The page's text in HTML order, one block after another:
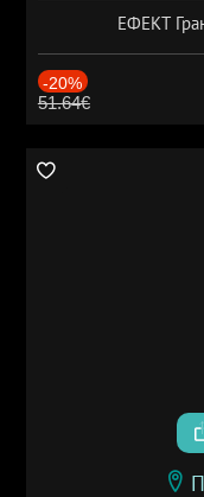
ЕФЕКТ
-20%
51.64€